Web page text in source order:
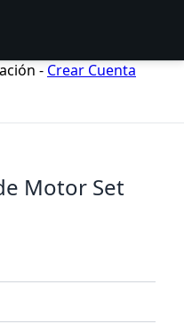
- Crear Cuenta
Motor Set